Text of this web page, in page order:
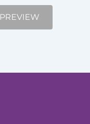
PREVIEW